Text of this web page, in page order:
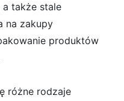
a także stale
na zakupy
produktów
różne rodzaje